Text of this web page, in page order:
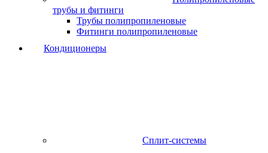
трубы и фитинги
Трубы полипропиленовые
Фитинги полипропиленовые
Кондиционеры
Сплит-системы